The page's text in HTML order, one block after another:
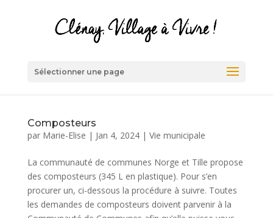
Sélectionner une page
Composteurs
par Marie-Elise | Jan 4, 2024| Vie municipale
La communauté de communes Norge et Tille propose
des composteurs (345 L en plastique). Pour s’en
procurer un, ci-dessous la procédure à suivre. Toutes
les demandes de composteurs doivent parvenir à la